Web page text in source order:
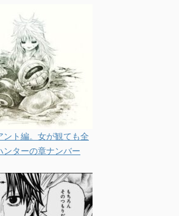
ト編。女が観ても全
ターの章ナンバー